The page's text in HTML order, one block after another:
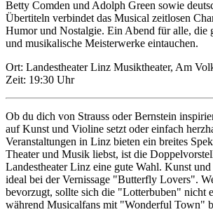
Betty Comden und Adolph Green sowie
Übertiteln verbindet das Musical zeitlosen
Humor und Nostalgie. Ein Abend für alle, die
und musikalische Meisterwerke eintauchen.
Ort: Landestheater Linz Musiktheater, Am
Zeit: 19:30 Uhr
Ob du dich von Strauss oder Bernstein
auf Kunst und Violine setzt oder einfach
Veranstaltungen in Linz bieten ein breites
Theater und Musik liebst, ist die
Landestheater Linz eine gute Wahl. Kunst
ideal bei der Vernissage "Butterfly Lovers".
bevorzugt, sollte sich die "Lotterbuben" nicht
während Musicalfans mit "Wonderful Town"